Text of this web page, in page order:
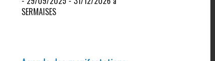
SERMAISES